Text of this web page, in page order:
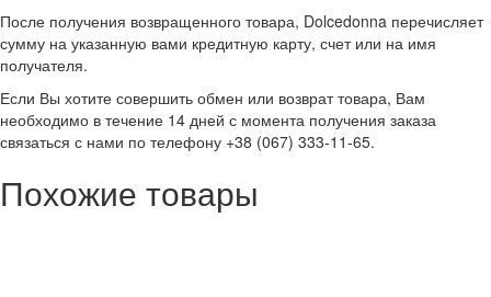
После получения возвращенного товара, Dolcedonna перечисляет
сумму на указанную вами кредитную карту, счет или на имя
получателя.
Если Вы хотите совершить обмен или возврат товара, Вам
необходимо в течение 14 дней с момента получения заказа
связаться с нами по телефону +38 (067) 333-11-65.
Похожие товары